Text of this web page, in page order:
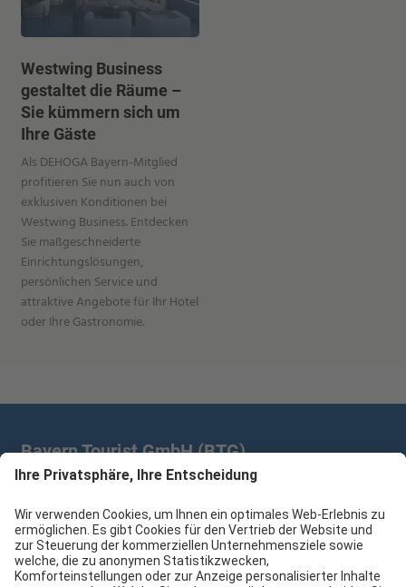
Westwing Business
gestaltet die Räume –
Sie kümmern sich um
Ihre Gäste
Als DEHOGA Bayern-Mitglied
profitieren Sie nun auch von
exklusiven Konditionen bei
Westwing Business. Entdecken
Sie maßgeschneiderte
Einrichtungslösungen,
persönlichen Service und
attraktive Angebote für Ihr Hotel
oder Ihre Gastronomie.
Bayern Tourist GmbH (BTG)
Prinz-Ludwig-Palais | Türkenstr. 7 | 80333 München
branchenpartner@btg-service.de